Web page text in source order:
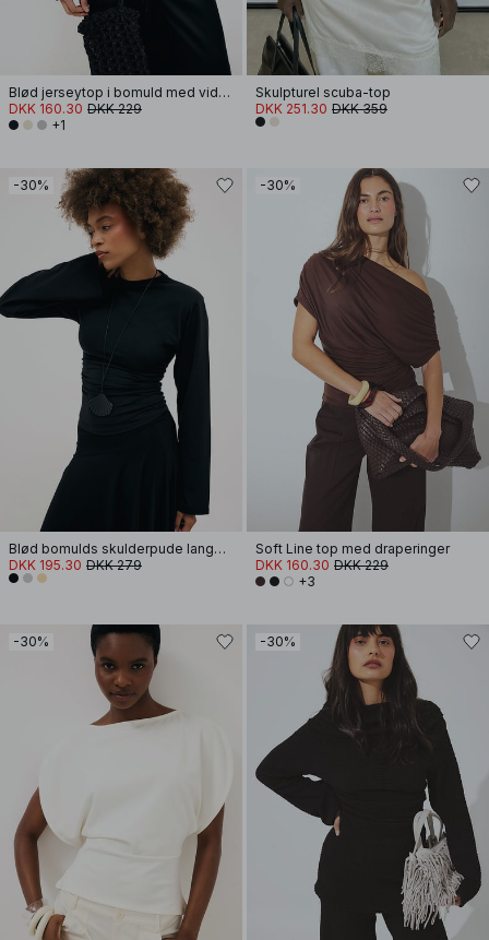
Blød jerseytop i bomuld med vide ærmer
DKK 160.30 DKK 229
+1
Skulpturel scuba-top
DKK 251.30 DKK 359
-30%
Blød bomulds skulderpude langærmet T-shirt
DKK 195.30 DKK 279
-30%
Soft Line top med draperinger
DKK 160.30 DKK 229
+3
-30% -30%